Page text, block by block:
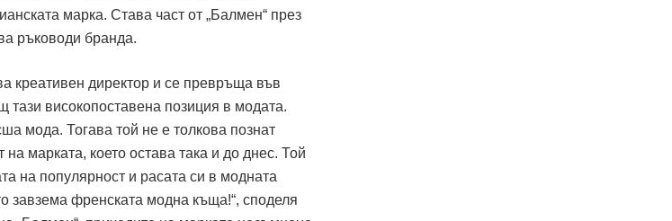
марка. Става част от „Балмен“ през
ръководи бранда.
креативен директор и се превръща във
високопоставена позиция в модата.
мода. Тогава той не е толкова познат
марката, което остава така и до днес. Той
на популярност и расата си в модната
завзема френската модна къща!“, споделя